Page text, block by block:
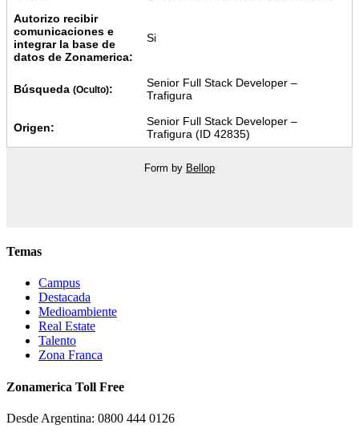
Autorizo recibir
comunicaciones e
integrar la base de
datos de Zonamerica:
Si
Búsqueda (Oculto):
Senior Full Stack Developer –
Trafigura
Origen:
Senior Full Stack Developer –
Trafigura (ID 42835)
Form by Bellop
Temas
Campus
Destacada
Medioambiente
Real Estate
Talento
Zona Franca
Zonamerica Toll Free
Desde Argentina: 0800 444 0126